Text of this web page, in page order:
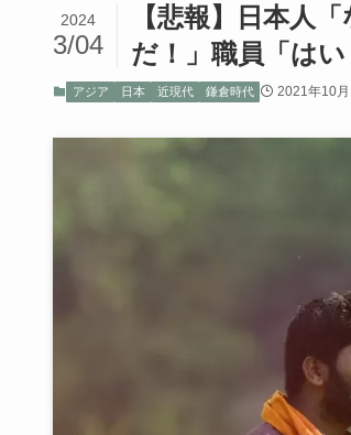
【悲報】日本人
だ！」職員「はい
2024
3/04
アジア 日本 近現代 鎌倉時代 2021年10月